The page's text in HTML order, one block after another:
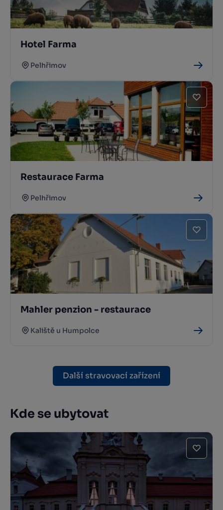
Hotel Farma
Pelhřimov
Restaurace Farma
Pelhřimov
Mahler penzion - restaurace
Kaliště u Humpolce
Další stravovací zařízení
Kde se ubytovat